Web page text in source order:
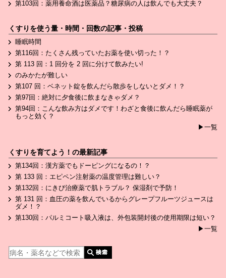
第103回：薬用養命酒は医薬品？糖尿病の人は飲んでも大丈夫？
くすりを使う量・時間・回数の記事・投稿
睡眠時間
第116回：たくさん残っていたお薬を使い切った！？
第 113 回：1 回分を 2 回に分けて飲みたい!
のみかたが難しい
第107 回：ベネット錠を飲んだら散歩をしないとダメ！？
第97回：絶対に夕食後に飲まなきゃダメ？
第94回：こんな飲み方はダメです！わざと食後に飲んだら睡眠薬が
もっと効く？
▶一覧
くすりを育てよう！の最新記事
第134回：漢方薬でもドーピングになるの！？
第 133 回：エピペン注射薬の温度管理は難しい？
第132回：にきび治療薬で肌トラブル？ 保湿剤で予防！
第 131 回：血圧の薬を飲んでいるからグレープフルーツジュースは
ダメ！？
第130回：パルミコート吸入液は、外包装開封後の使用期限は短い？
▶一覧